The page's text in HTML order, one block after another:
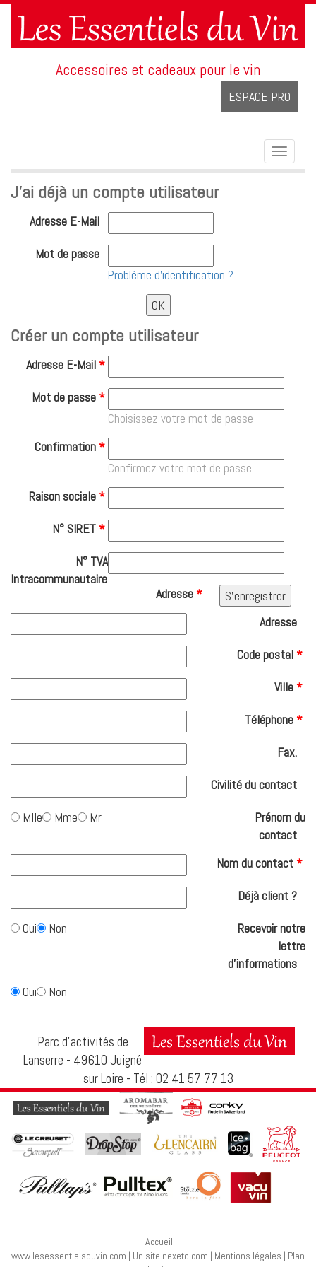
Accessoires et cadeaux pour le vin
ESPACE PRO
Toggle
J'ai déjà un compte utilisateur
Adresse E-Mail
Mot de passe
Problème d'identification ?
Créer un compte utilisateur
Adresse E-Mail*
Mot de passe*
Choisissez votre mot de passe
Confirmation*
Confirmez votre mot de passe
Raison sociale*
N° SIRET*
N° TVA
Intracommunautaire
Adresse*
Adresse
Code postal*
Ville*
Téléphone*
Fax.
Civilité du contact
Mlle
Mme Mr
Prénom du
contact
Nom du contact*
Déjà client ?
Oui
Non
Recevoir notre
lettre
d'informations
Oui
Non
Parc d’activités de
Lanserre - 49610 Juigné
sur Loire - Tél : 02 41 57 77 13
Accueil
www.lesessentielsduvin.com | Un site nexeto.com | Mentions légales | Plan